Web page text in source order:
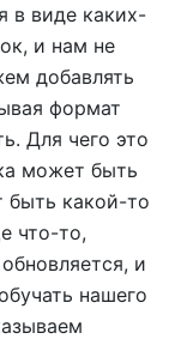
в виде каких-
и нам не
добавлять
формат
Для чего это
может быть
быть какой-то
что-то,
и
нашего